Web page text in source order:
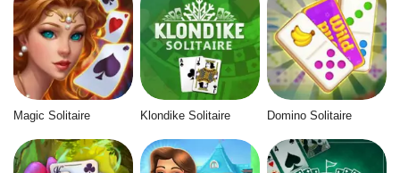
Magic Solitaire Klondike Solitaire Domino Solitaire